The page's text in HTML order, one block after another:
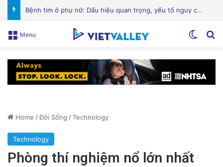
Hành Trình Trở Về: Thi Thể ‘Giày Xanh’ Sau 30 Năm Trên Đỉnh Everest
Menu
Home /Đời Sống /Technology
Technology
Phòng thí nghiệm nổ lớn nhất